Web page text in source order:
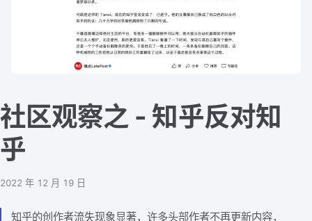
社区观察之 - 知乎反对知
乎
2022 年 12 月 19 日
知乎的创作者流失现象显著，许多头部作者不再更新内容，